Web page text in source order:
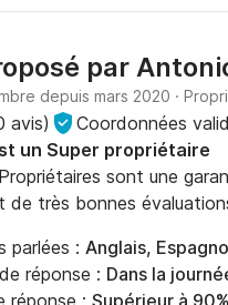
par
depuis mars 2020 ·
avis) Coordonnées
un Super propriétaire
sont une
de très bonnes
parlées : Anglais,
réponse : Dans la
réponse : Supérieur à 90%